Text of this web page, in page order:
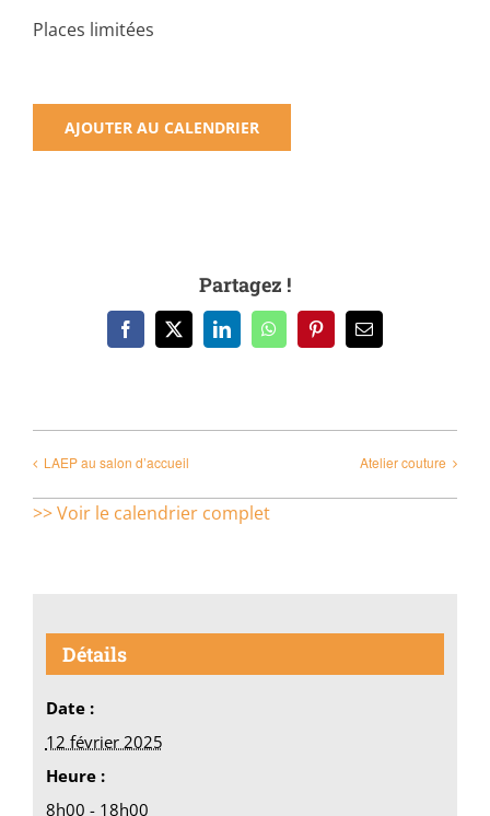
Places limitées
AJOUTER AU CALENDRIER
Partagez !
Facebook
X LinkedInWhatsAppPinterestEmail
LAEP au salon d’accueil Atelier couture
>> Voir le calendrier complet
Détails
Date :
12 février 2025
Heure :
8h00 - 18h00